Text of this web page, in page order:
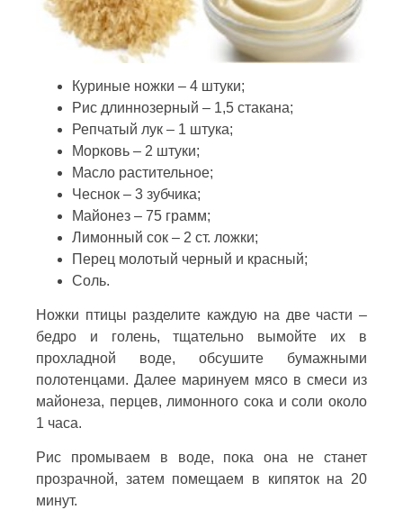
Куриные ножки – 4 штуки;
Рис длиннозерный – 1,5 стакана;
Репчатый лук – 1 штука;
Морковь – 2 штуки;
Масло растительное;
Чеснок – 3 зубчика;
Майонез – 75 грамм;
Лимонный сок – 2 ст. ложки;
Перец молотый черный и красный;
Соль.
Ножки птицы разделите каждую на две части –
бедро и голень, тщательно вымойте их в
прохладной воде, обсушите бумажными
полотенцами. Далее маринуем мясо в смеси из
майонеза, перцев, лимонного сока и соли около
1 часа.
Рис промываем в воде, пока она не станет
прозрачной, затем помещаем в кипяток на 20
минут.